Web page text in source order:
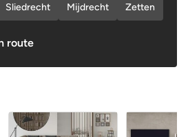
Sliedrecht Mijdrecht Zetten
route